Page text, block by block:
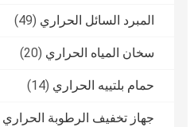
المبرد السائل الحراري (49)
سخان المياه الحراري (20)
حمام بلتييه الحراري (14)
جهاز تخفيف الرطوبة الحراري Peltier